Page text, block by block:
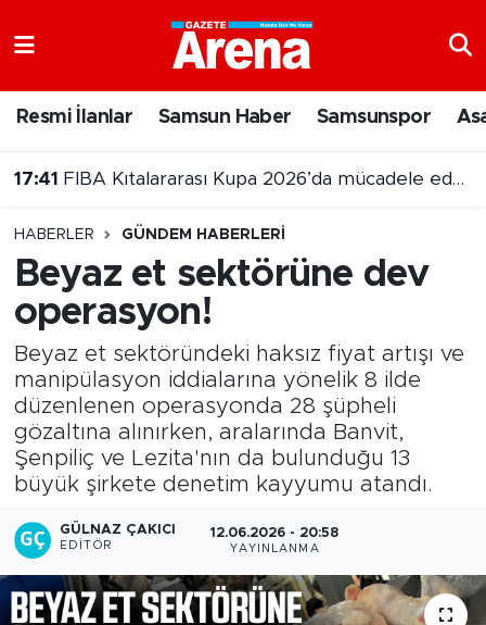
Resmi İlanlar Samsun Haber Samsunspor
17:15 Samsun'a getirilen geminin hasarı ortaya çıktı
HABERLER GÜNDEM HABERLERI
Beyaz et sektörüne dev
operasyon!
Beyaz et sektöründeki haksız fiyat artışı ve
manipülasyon iddialarına yönelik 8 ilde
düzenlenen operasyonda 28 şüpheli
gözaltına alınırken, aralarında Banvit,
Şenpiliç ve Lezita'nın da bulunduğu 13
büyük şirkete denetim kayyumu atandı.
GÜLNAZ ÇAKICI
EDITÖR
12.06.2026 - 20:58
YAYINLANMA
Samsun Namaz Vakitleri
Süper Lig Puan Durumu ve Fikstür
Tüm Manşetler
Son Dakika Haberleri
Haber Arşivi